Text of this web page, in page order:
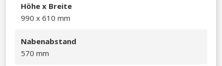
Höhe x Breite
990 x 610 mm​
Nabenabstand
570 mm